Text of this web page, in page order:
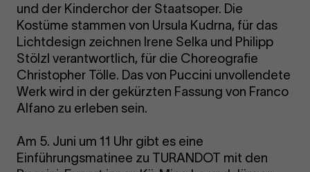
und der Kinderchor der Staatsoper. Die
Kostüme stammen von Ursula Kudrna, für das
Lichtdesign zeichnen Irene Selka und Philipp
Stölzl verantwortlich, für die Choreografie
Christopher Tölle. Das von Puccini unvollendete
Werk wird in der gekürzten Fassung von Franco
Alfano zu erleben sein.
Am 5. Juni um 11 Uhr gibt es eine
Einführungsmatinee zu TURANDOT mit den